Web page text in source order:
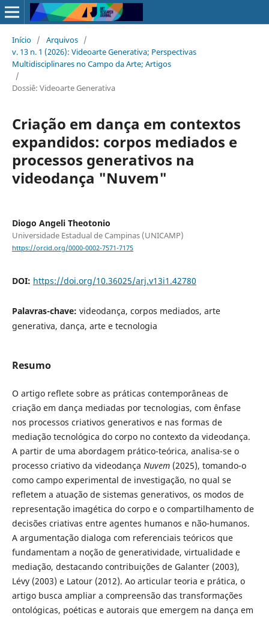
Início / Arquivos /
v. 13 n. 1 (2026): Videoarte Generativa; Perspectivas
Multidisciplinares no Campo da Arte; Artigos
/
Dossiê: Videoarte Generativa
Criação em dança em contextos
expandidos: corpos mediados e
processos generativos na
videodança "Nuvem"
Diogo Angeli Theotonio
Universidade Estadual de Campinas (UNICAMP)
https://orcid.org/0000-0002-7571-7175
DOI: https://doi.org/10.36025/arj.v13i1.42780
Palavras-chave: videodança, corpos mediados, arte
generativa, dança, arte e tecnologia
Resumo
O artigo reflete sobre as práticas contemporâneas de
criação em dança mediadas por tecnologias, com ênfase
nos processos criativos generativos e nas formas de
mediação tecnológica do corpo no contexto da videodança.
A partir de uma abordagem prático-teórica, analisa-se o
processo criativo da videodança Nuvem (2025), tomando-o
como campo experimental de investigação, no qual se
refletem a atuação de sistemas generativos, os modos de
representação imagética do corpo e o compartilhamento de
decisões criativas entre agentes humanos e não-humanos.
A argumentação dialoga com referenciais teóricos que
fundamentam a noção de generatividade, virtualidade e
mediação, destacando contribuições de Galanter (2003),
Lévy (2003) e Latour (2012). Ao articular teoria e prática, o
artigo busca ampliar a compreensão das transformações
ontológicas, poéticas e autorais que emergem na dança em